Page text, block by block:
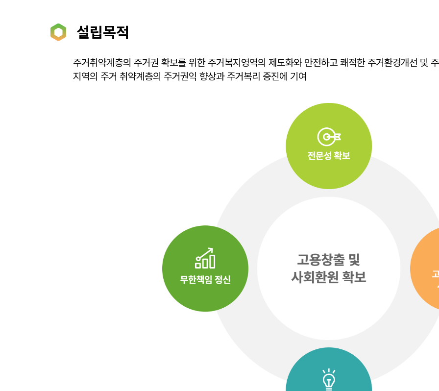
설립목적
주거취약계층의 주거권 확보를 위한 주거복지영역의 제도화와 안전하고 쾌적한 주거환경개선 및
지역의 주거 취약계층의 주거권익 향상과 주거복리 증진에 기여